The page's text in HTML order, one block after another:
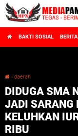
BAKTI SOSIAL
› daerah
DIDUGA SMA
JADI SARANG
KELUHKAN
RIBU